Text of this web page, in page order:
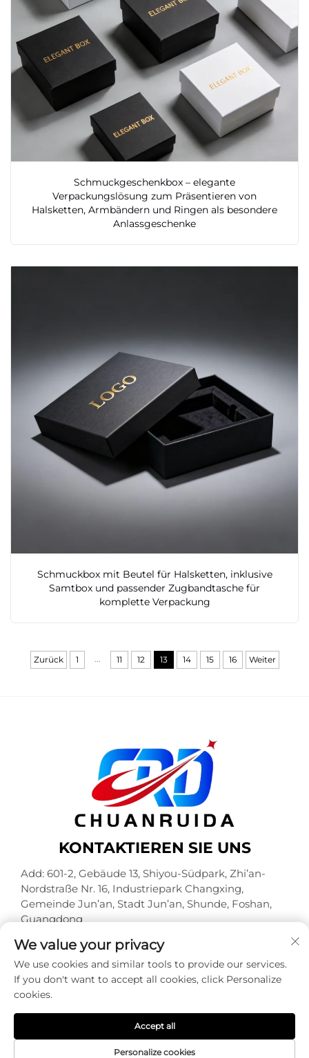
Schmuckgeschenkbox – elegante
Verpackungslösung zum Präsentieren von
Halsketten, Armbändern und Ringen als besondere
Anlassgeschenke
Schmuckbox mit Beutel für Halsketten, inklusive
Samtbox und passender Zugbandtasche für
komplette Verpackung
Zurück 1 11 12 13 14 15 16 Weiter
KONTAKTIEREN SIE UNS
Add: 601-2, Gebäude 13, Shiyou-Südpark, Zhi’an-
Nordstraße Nr. 16, Industriepark Changxing,
Gemeinde Jun’an, Stadt Jun’an, Shunde, Foshan,
Guangdong
Tel.: +86-18320933590
E-Mail:[email protected]
Urheberrechte © Foshan Chuanruida Verpackung Co.,
Ltd. Alle Rechte vorbehalten -
We value your privacy
We use cookies and similar tools to provide our services.
If you don't want to accept all cookies, click Personalize
cookies.
Personalize cookies
Accept all